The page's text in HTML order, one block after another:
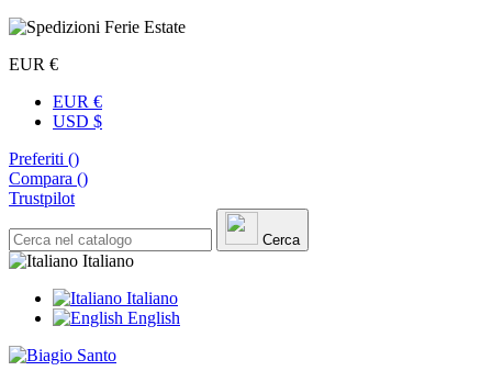
EUR €
EUR €
USD $
Preferiti ()
Compara ()
Trustpilot
Cerca
Italiano
Italiano
English